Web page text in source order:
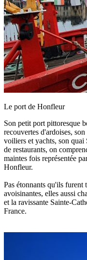
Le port de Honfleur
Son petit port pittoresque
recouvertes d'ardoises,
voiliers et yachts, son quai
de restaurants, on
maintes fois représentée
Honfleur.
Pas étonnants qu'ils furent
avoisinantes, elles aussi
et la ravissante Sainte-
France.